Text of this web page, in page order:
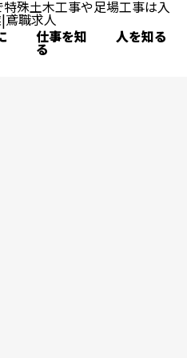
仕事を知
る
人を知る